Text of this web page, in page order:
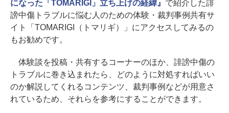
になった「TOMARIGI」立ち上げの経緯』 で紹介した誹
謗中傷トラブルに悩む人のための体験・裁判事例共有サ
イト「TOMARIGI（トマリギ）」にアクセスしてみるの
もお勧めです。
体験談を投稿・共有するコーナーのほか、誹謗中傷の
トラブルに巻き込まれたら、どのように対処すればいい
のか解説してくれるコンテンツ、裁判事例などが用意さ
れているため、それらを参考にすることができます。